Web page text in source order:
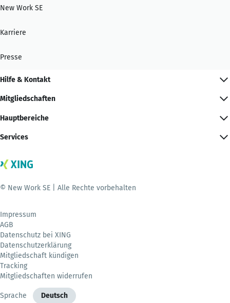
New Work SE
Karriere
Presse
Hilfe & Kontakt
Mitgliedschaften
Hauptbereiche
Services
© New Work SE | Alle Rechte vorbehalten
Impressum
AGB
Datenschutz bei XING
Datenschutzerklärung
Mitgliedschaft kündigen
Tracking
Mitgliedschaften widerrufen
Sprache Deutsch